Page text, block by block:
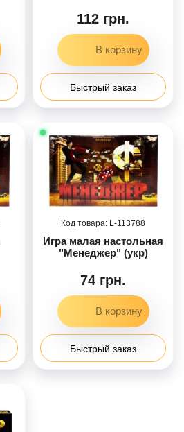
112 грн.
Быстрый заказ
113788
Игра малая настольная
"Менеджер" (укр)
74 грн.
Быстрый заказ